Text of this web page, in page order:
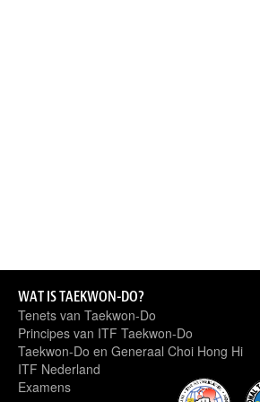
WAT IS TAEKWON-DO?
Tenets van Taekwon-Do
Principes van ITF Taekwon-Do
Taekwon-Do en Generaal Choi Hong Hi
ITF Nederland
Examens